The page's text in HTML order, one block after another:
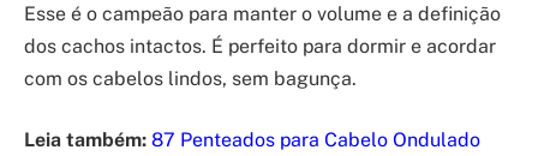
Esse é o campeão para manter o volume e a definição
dos cachos intactos. É perfeito para dormir e acordar
com os cabelos lindos, sem bagunça.
Leia também: 87 Penteados para Cabelo Ondulado